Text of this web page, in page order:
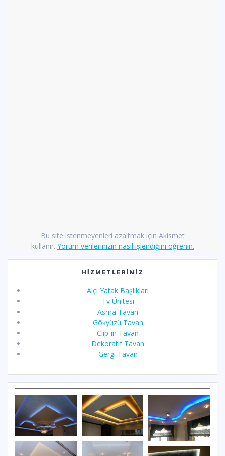
Bu site istenmeyenleri azaltmak için Akismet
kullanır. Yorum verilerinizin nasıl işlendiğini öğrenin.
HIZMETLERIMIZ
Alçı Yatak Başlıkları
Tv Ünitesi
Asma Tavan
Gökyüzü Tavan
Clip-in Tavan
Dekoratif Tavan
Gergi Tavan